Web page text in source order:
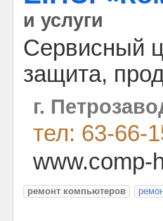
и услуги
Сервисный
защита,
г.
тел: 63-66-
www.comp-
ремонт компьютеров